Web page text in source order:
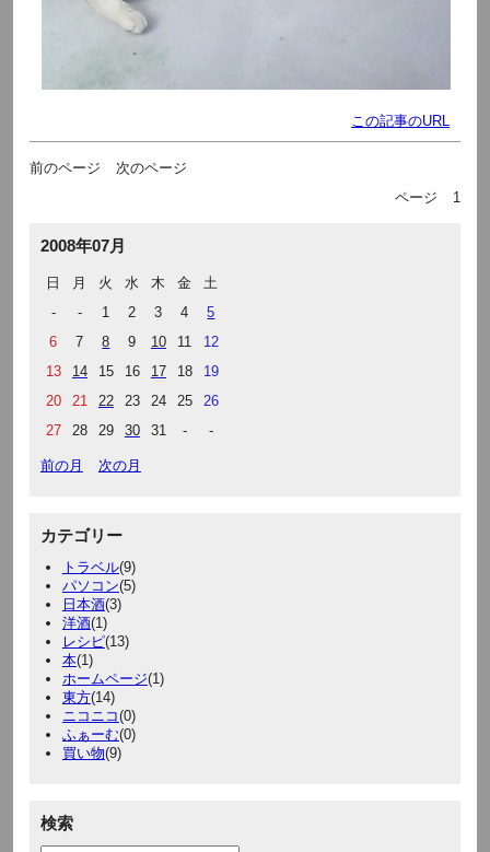
この記事のURL
前のページ
次のページ
ページ
1
2008年07月
日 月 火 水 木 金
土
-
- 1 2 3 4
5
6
7 8 9 10 11
12
13
14 15 16 17 18
19
20
21 22 23 24 25
26
27
28 29 30 31 - -
前の月 次の月
カテゴリー
トラベル(9)
パソコン(5)
日本酒(3)
洋酒(1)
レシピ(13)
本(1)
ホームページ(1)
東方(14)
ニコニコ(0)
ふぁーむ(0)
買い物(9)
検索